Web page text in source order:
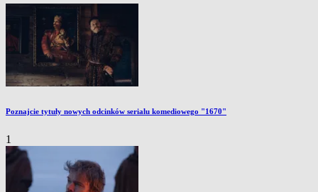
Poznajcie tytuły nowych odcinków serialu komediowego "1670"
1